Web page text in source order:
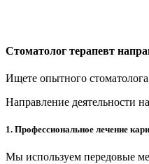
Стоматолог терапевт
Ищете опытного
Направление деятельности
1. Профессиональное лечение
Мы используем передовые